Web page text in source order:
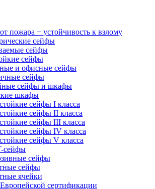
пожара + устойчивость к взлому
сейфы
сейфы
сейфы
и офисные сейфы
сейфы
сейфы и шкафы
шкафы
сейфы I класса
сейфы II класса
сейфы III класса
сейфы IV класса
сейфы V класса
сейфы
сейфы
сейфы
ячейки
сертификации